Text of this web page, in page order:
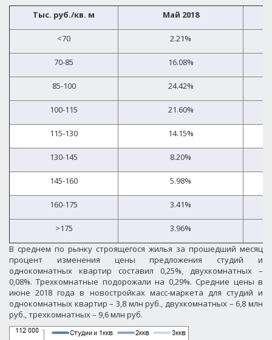
Тыс. руб./кв. м
Май 2018
<70 2.21%
70-85 16.08%
85-100 24.42%
100-115 21.60%
115-130 14.15%
130-145 8.20%
145-160 5.98%
160-175 3.41%
>175
3.96%
В среднем по рынку строящегося жилья за прошедший месяц
процент изменения цены предложения студий и
однокомнатных квартир составил 0,25%, двухкомнатных –
0,08%. Трехкомнатные подорожали на 0,29%. Средние цены в
июне 2018 года в новостройках масс-маркета для студий и
однокомнатных квартир – 3,8 млн руб., двухкомнатных – 6,8 млн
руб., трехкомнатных – 9,6 млн руб.